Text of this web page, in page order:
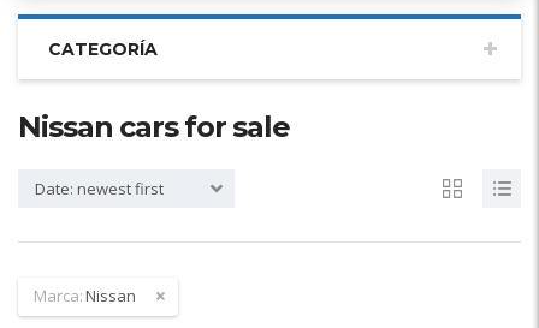
CATEGORÍA
Nissan cars for sale
Date: newest first
Marca:Nissan